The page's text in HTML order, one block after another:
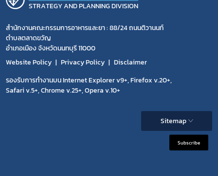
STRATEGY AND PLANNING DIVISION
สำนักงานคณะกรรมการอาหารและยา : 88/24 ถนนติวานนท์
ตำบลตลาดขวัญ
อำเภอเมือง จังหวัดนนทบุรี 11000
Website Policy
Privacy Policy
Disclaimer
รองรับการทำงานบน Internet Explorer v9+, Firefox v.20+,
Safari v.5+, Chrome v.25+, Opera v.10+
Sitemap
Subscribe